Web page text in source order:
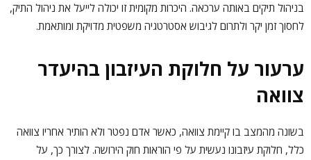
בניהול תיקים באותה ערכאה. היכרות מקומית זו יכולה לייעל את ניהול התיק,
לחסוך זמן יקר ולתרום לגיבוש אסטרטגיה משפטית מדויקת ומותאמת.
ערעור על חלוקת העיזבון בהיעדר
צוואה
בשונה מהמצב בו קיימת צוואה, כאשר אדם נפטר ולא הותיר אחריו צוואה
כלל, חלוקת עיזבונו נעשית על פי הוראות חוק הירושה. לצורך כך, על